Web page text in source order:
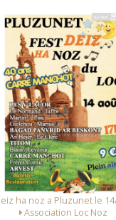
ha noz a Pluzunet le
Association Loc Noz